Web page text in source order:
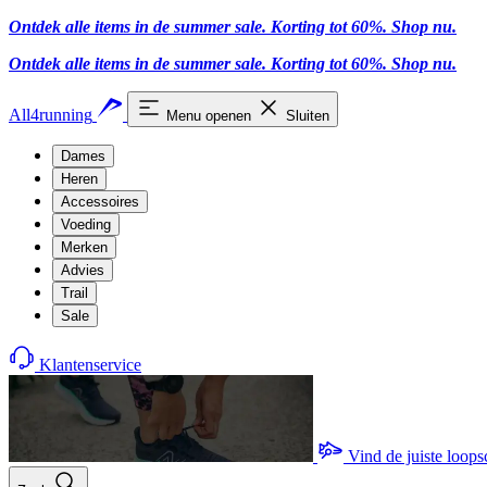
Ontdek alle items in de summer sale. Korting tot 60%. Shop nu.
Ontdek alle items in de summer sale. Korting tot 60%. Shop nu.
All4running Menu openen Sluiten
Dames
Heren
Accessoires
Voeding
Merken
Advies
Trail
Sale
Klantenservice
Vind de juiste